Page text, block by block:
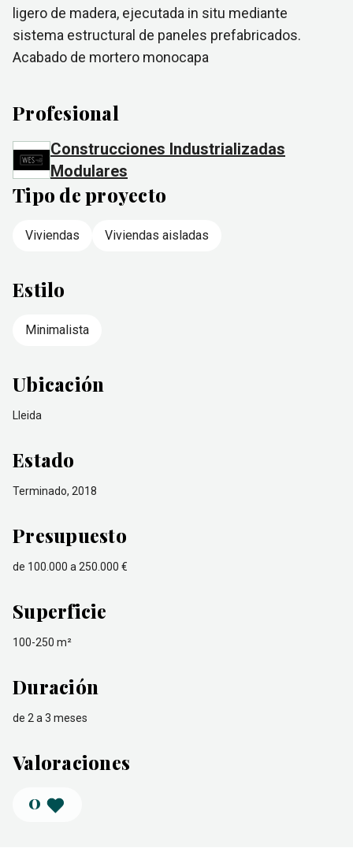
ligero de madera, ejecutada in situ mediante
sistema estructural de paneles prefabricados.
Acabado de mortero monocapa
Profesional
Construcciones Industrializadas
Modulares
Tipo de proyecto
Viviendas Viviendas aisladas
Estilo
Minimalista
Ubicación
Lleida
Estado
Terminado, 2018
Presupuesto
de 100.000 a 250.000 €
Superficie
100-250 m²
Duración
de 2 a 3 meses
Valoraciones
0